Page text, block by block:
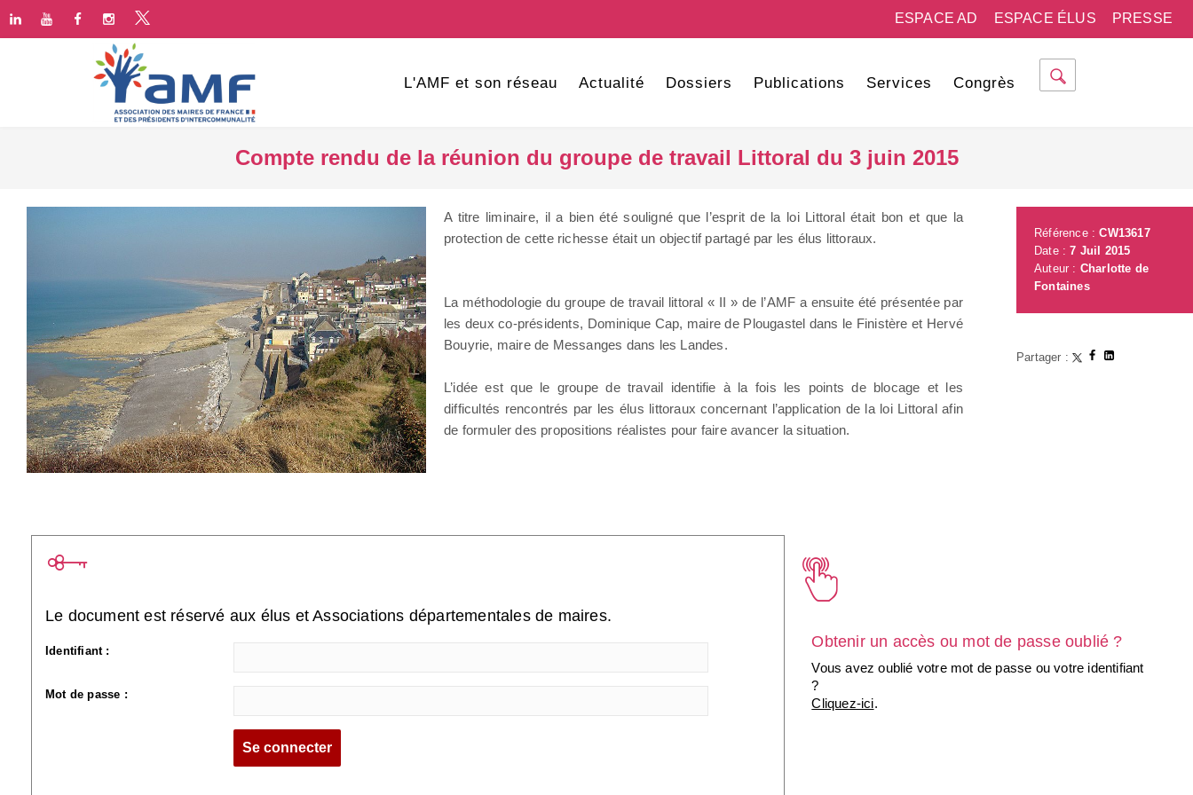
PRESSE
ESPACE ÉLUS
ESPACE AD
L'AMF et son réseau Actualité Dossiers Publications Services Congrès
Compte rendu de la réunion du groupe de travail Littoral du 3 juin 2015
A titre liminaire, il a bien été souligné que l’esprit de la loi Littoral était bon et que la
protection de cette richesse était un objectif partagé par les élus littoraux.
La méthodologie du groupe de travail littoral « II » de l’AMF a ensuite été présentée par
les deux co-présidents, Dominique Cap, maire de Plougastel dans le Finistère et Hervé
Bouyrie, maire de Messanges dans les Landes.
L’idée est que le groupe de travail identifie à la fois les points de blocage et les
difficultés rencontrés par les élus littoraux concernant l’application de la loi Littoral afin
de formuler des propositions réalistes pour faire avancer la situation.
Référence :CW13617
Date :7 Juil 2015
Auteur : Charlotte de
Fontaines
Partager :
Le document est réservé aux élus et Associations départementales de maires.
Identifiant :
Mot de passe :
Obtenir un accès ou mot de passe oublié ?
Vous avez oublié votre mot de passe ou votre identifiant
?
Cliquez-ici.